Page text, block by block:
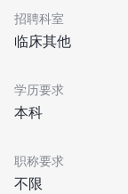
招聘科室
临床其他
学历要求
本科
职称要求
不限